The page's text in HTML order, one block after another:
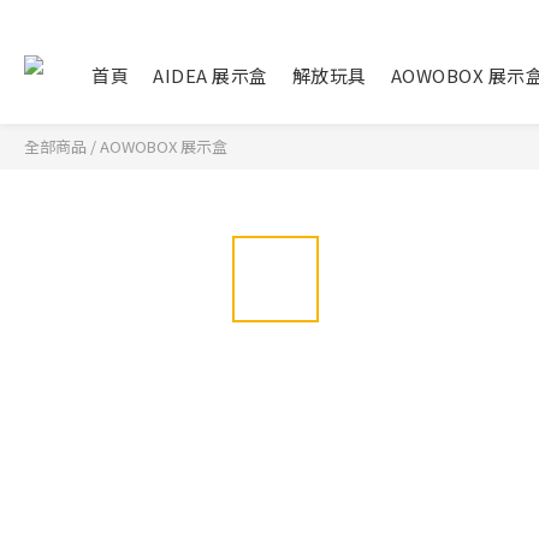
首頁 AIDEA 展示盒 解放玩具 AOWOBOX 展示
全部商品 /AOWOBOX 展示盒